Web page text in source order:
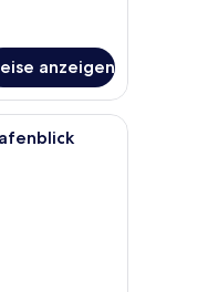
anzeigen
laptopgeeigneter